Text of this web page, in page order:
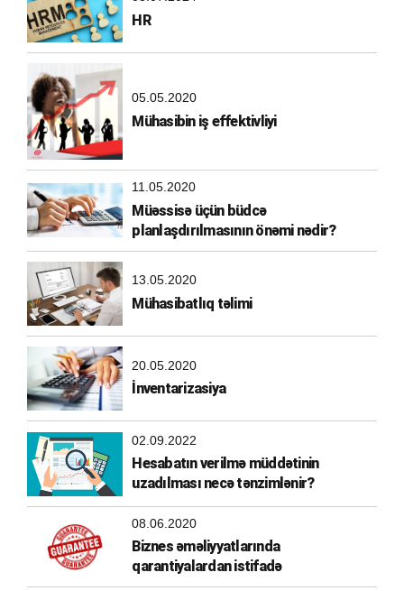
HR
05.05.2020
Mühasibin iş effektivliyi
11.05.2020
Müəssisə üçün büdcə
planlaşdırılmasının önəmi nədir?
13.05.2020
Mühasibatlıq təlimi
20.05.2020
İnventarizasiya
02.09.2022
Hesabatın verilmə müddətinin
uzadılması necə tənzimlənir?
08.06.2020
Biznes əməliyyatlarında
qarantiyalardan istifadə